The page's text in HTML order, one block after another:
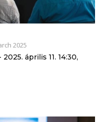
2025
április 11. 14:30,